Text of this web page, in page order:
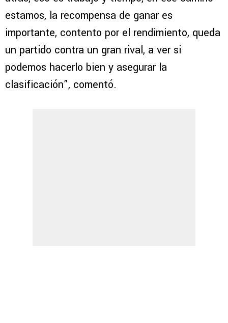
estamos, la recompensa de ganar es
importante, contento por el rendimiento, queda
un partido contra un gran rival, a ver si
podemos hacerlo bien y asegurar la
clasificación”, comentó.